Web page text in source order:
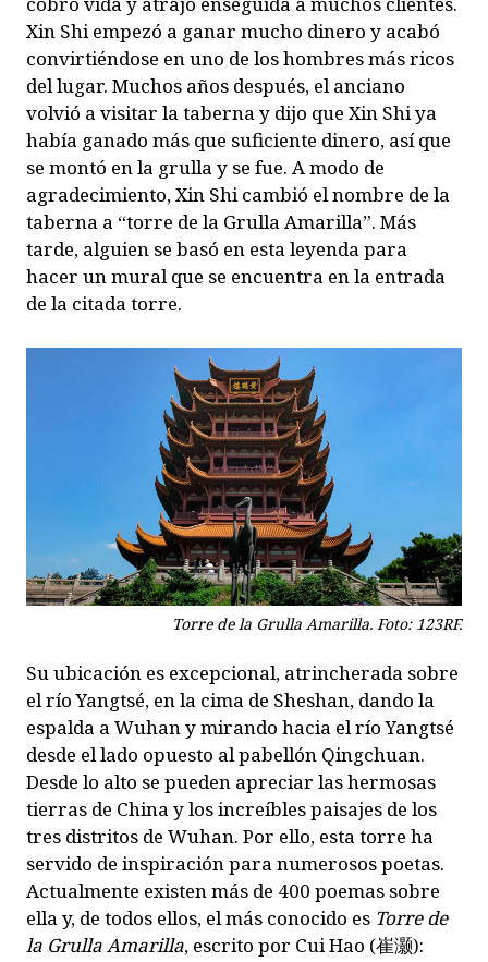
Xin Shi empezó a ganar mucho dinero y acabó
convirtiéndose en uno de los hombres más ricos
del lugar. Muchos años después, el anciano
volvió a visitar la taberna y dijo que Xin Shi ya
había ganado más que suficiente dinero, así que
se montó en la grulla y se fue. A modo de
agradecimiento, Xin Shi cambió el nombre de la
taberna a “torre de la Grulla Amarilla”. Más
tarde, alguien se basó en esta leyenda para
hacer un mural que se encuentra en la entrada
de la citada torre.
Torre de la Grulla Amarilla. Foto: 123RF.
Su ubicación es excepcional, atrincherada sobre
el río Yangtsé, en la cima de Sheshan, dando la
espalda a Wuhan y mirando hacia el río Yangtsé
desde el lado opuesto al pabellón Qingchuan.
Desde lo alto se pueden apreciar las hermosas
tierras de China y los increíbles paisajes de los
tres distritos de Wuhan. Por ello, esta torre ha
servido de inspiración para numerosos poetas.
Actualmente existen más de 400 poemas sobre
ella y, de todos ellos, el más conocido es Torre de
la Grulla Amarilla, escrito por Cui Hao (崔灏):